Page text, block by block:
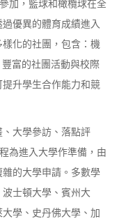
加，籃球和橄欖球在全
優異的體育成績進入
化的社團，包含：機
富的社團活動與校際
升學生合作能力和競
大學參訪、落點評
為進入大學作準備，由
的大學申請。多數學
士頓大學、賓州大
學、史丹佛大學、加